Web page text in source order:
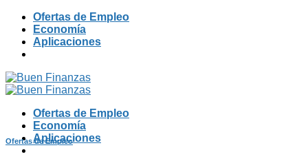
Skip
content
Ofertas de Empleo
Economía
Aplicaciones
Ofertas de Empleo
Economía
Aplicaciones
Ofertas de Empleo